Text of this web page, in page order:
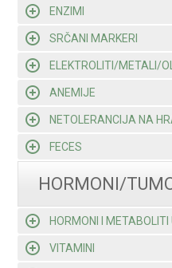
ENZIMI
SRČANI MARKERI
ELEKTROLITI/METALI/
ANEMIJE
NETOLERANCIJA NA
FECES
HORMONI/
HORMONI I METABOLITI
VITAMINI